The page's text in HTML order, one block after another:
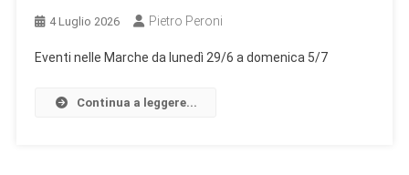
4 Luglio 2026 Pietro Peroni
Eventi nelle Marche da lunedì 29/6 a domenica 5/7
Continua a leggere...